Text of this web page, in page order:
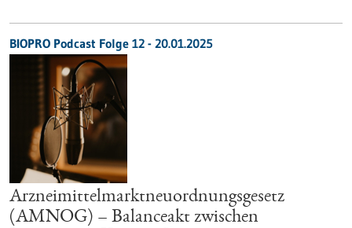
BIOPRO Podcast Folge 12 - 20.01.2025
Arzneimittelmarktneuordnungsgesetz
(AMNOG) – Balanceakt zwischen